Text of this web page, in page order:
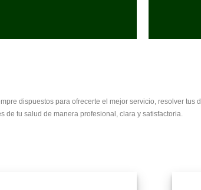
dispuestos para ofrecerte el mejor servicio, resolver tus
de tu salud de manera profesional, clara y satisfactoria.